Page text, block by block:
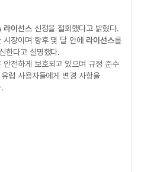
이선스신청을 철회했다고 밝혔다.
장이며 향후 몇 달 안에 라이선스를
한다고 설명했다.
안전하게 보호되고 있으며 규정 준수
럽 사용자들에게 변경 사항을